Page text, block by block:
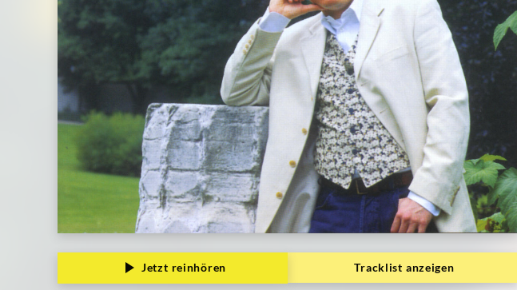
Grammophon
Jetzt reinhören Tracklist anzeigen